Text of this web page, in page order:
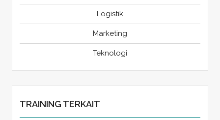
Logistik
Marketing
Teknologi
TRAINING TERKAIT